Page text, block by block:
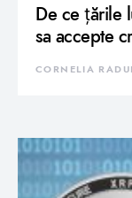
De ce țările
sa accepte
CORNELIA